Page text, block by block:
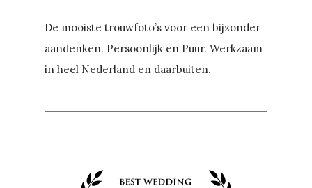
De mooiste trouwfoto’s voor een bijzonder
aandenken. Persoonlijk en Puur. Werkzaam
in heel Nederland en daarbuiten.